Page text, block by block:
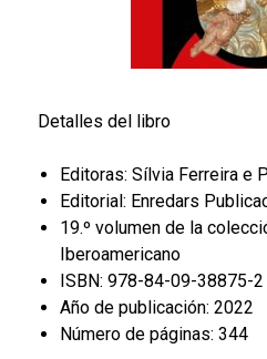
Detalles del libro
Editoras: Sílvia Ferreira e
Editorial: Enredars
19.º volumen de la
Iberoamericano
ISBN: 978-84-09-38875-2
Año de publicación: 2022
Número de páginas: 344